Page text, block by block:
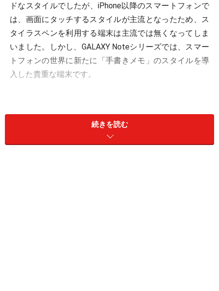
ドなスタイルでしたが、iPhone以降のスマートフォンで
は、画面にタッチするスタイルが主流となったため、ス
タイラスペンを利用する端末は主流では無くなってしま
いました。しかし、GALAXY Noteシリーズでは、スマー
トフォンの世界に新たに「手書きメモ」のスタイルを導
入した貴重な端末です。
いやすいものになっています。画面がサスペンドした状
態でも、Sペンを抜くと画面が点灯し、Sペンのボタンを
押した状態で画面を2回タップすれば手書きメモがすぐ
続きを読む